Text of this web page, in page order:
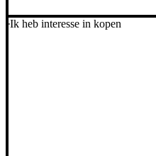
Ik heb interesse in kopen